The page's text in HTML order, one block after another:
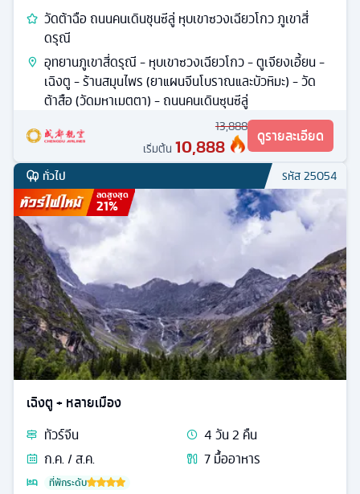
วัดต้าฉือ ถนนคนเดินชุนซีลู่ หุบเขาซวงเฉียวโกว ภูเขาสี่
ดรุณี
อุทยานภูเขาสี่ดรุณี - หุบเขาซวงเฉียวโกว - ตูเจียงเอี้ยน -
เฉิงตู - ร้านสมุนไพร (ยาแผนจีนโบราณและบัวหิมะ) - วัด
ต้าสือ (วัดมหาเมตตา) - ถนนคนเดินซุนซีลู่
13,888
เริ่มต้น 10,888 ดูรายละเอียด
ทั่วไป รหัส25054
ลดสูงสุด
21%
เฉิงตู + หลายเมือง
ทัวร์จีน 4วัน2 คืน
ก.ค. / ส.ค.
7มื้ออาหาร
ที่พักระดับ